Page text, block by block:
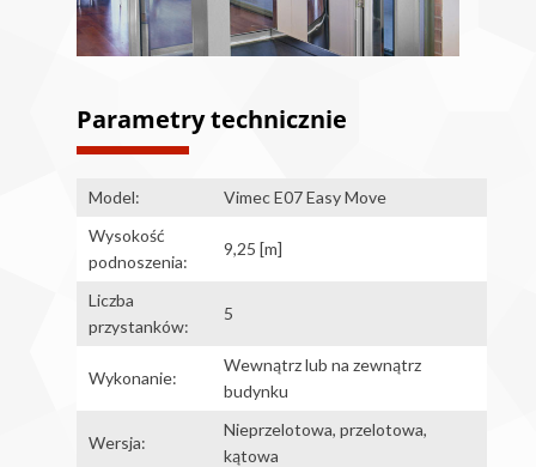
Parametry technicznie
Model:
Vimec E07 Easy Move
Wysokość
podnoszenia:
9,25 [m]
Liczba
przystanków:
5
Wykonanie:
Wewnątrz lub na zewnątrz
budynku
Wersja:
Nieprzelotowa, przelotowa,
kątowa